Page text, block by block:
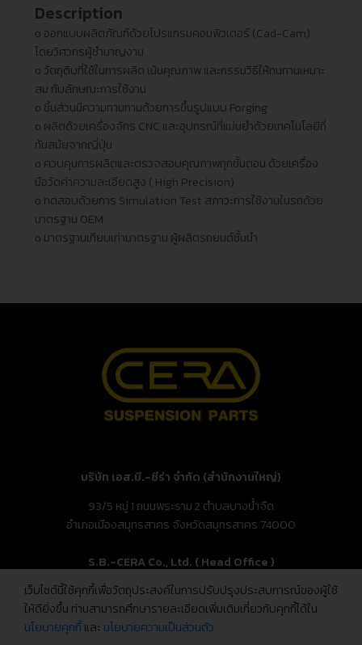
Description
ᴏ ออกแบบผลิตภัณฑ์ด้วยโปรแกรมคอมพิวเตอร์ (Cad-Cam)
โดยวิศวกรผู้ชำนาญงาน
ᴏ วัตถุดิบที่ใช้ในการผลิต เน้นคุณภาพ และกรรมวิธีให้ทนทานเหมาะ
สม กับลักษณะการใช้งาน
ᴏ ชิ้นส่วนมีความทานทานด้วยการขึ้นรูปแบบ Forging
ᴏ ผลิตด้วยเครื่องจักร CNC และอุปกรณ์ที่แม่นยำด้วยเทคโนโลยีที่
ทันสมัยจากญี่ปุ่น
ᴏ ควบคุมการผลิตและตรวจสอบคุณภาพทุกขั้นตอน ด้วยเครื่อง
มือวัดค่าความละเอียดสูง ( High Precision)
ᴏ ทดสอบด้วยการ Simulation Test สภาวะการใช้งานในรถด้วย
มาตรฐาน OEM
ᴏ มาตรฐานเทียบเท่ามาตรฐาน ผู้ผลิตรถยนต์ชั้นนำ
บริษัท เอส.บี.-ซีร่า จำกัด (สำนักงานใหญ่)
93/5 หมู่ 1 ถนนพระราม 2 ตำบลบางน้ำจืด
อำเภอเมืองสมุทรสาคร จังหวัดสมุทรสาคร 74000
S.B.-CERA Co., Ltd. ( Head Office )
93/5 Moo.1, Rama 2 Rd., Bang Nam Chuet,
Mueang Samut Sakhon, Samut Sakhon 74000, Thailand
เว็บไซต์นี้ใช้คุกกี้เพื่อวัตถุประสงค์ในการปรับปรุงประสบการณ์ของผู้ใช้
ให้ดียิ่งขึ้น ท่านสามารถศึกษารายละเอียดเพิ่มเติมเกี่ยวกับคุกกี้ได้ใน
นโยบายคุกกี้และ นโยบายความเป็นส่วนตัว